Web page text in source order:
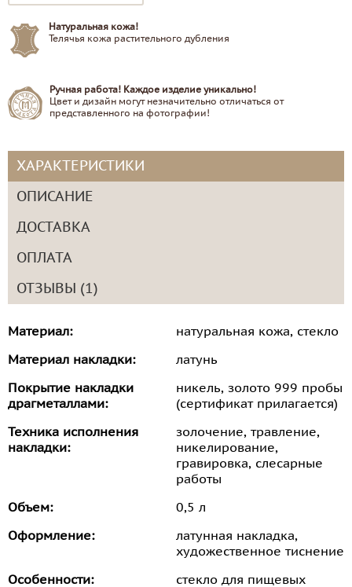
Натуральная кожа!
Телячья кожа растительного дубления
Ручная работа! Каждое изделие уникально!
Цвет и дизайн могут незначительно отличаться от
представленного на фотографии!
ХАРАКТЕРИСТИКИ
ОПИСАНИЕ
ДОСТАВКА
ОПЛАТА
ОТЗЫВЫ (1)
Материал:
натуральная кожа, стекло
Материал накладки:
латунь
Покрытие накладки
драгметаллами:
никель, золото 999 пробы
(сертификат прилагается)
Техника исполнения
накладки:
золочение, травление,
никелирование,
гравировка, слесарные
работы
Объем:
0,5 л
Оформление:
латунная накладка,
художественное тиснение
Особенности:
стекло для пищевых